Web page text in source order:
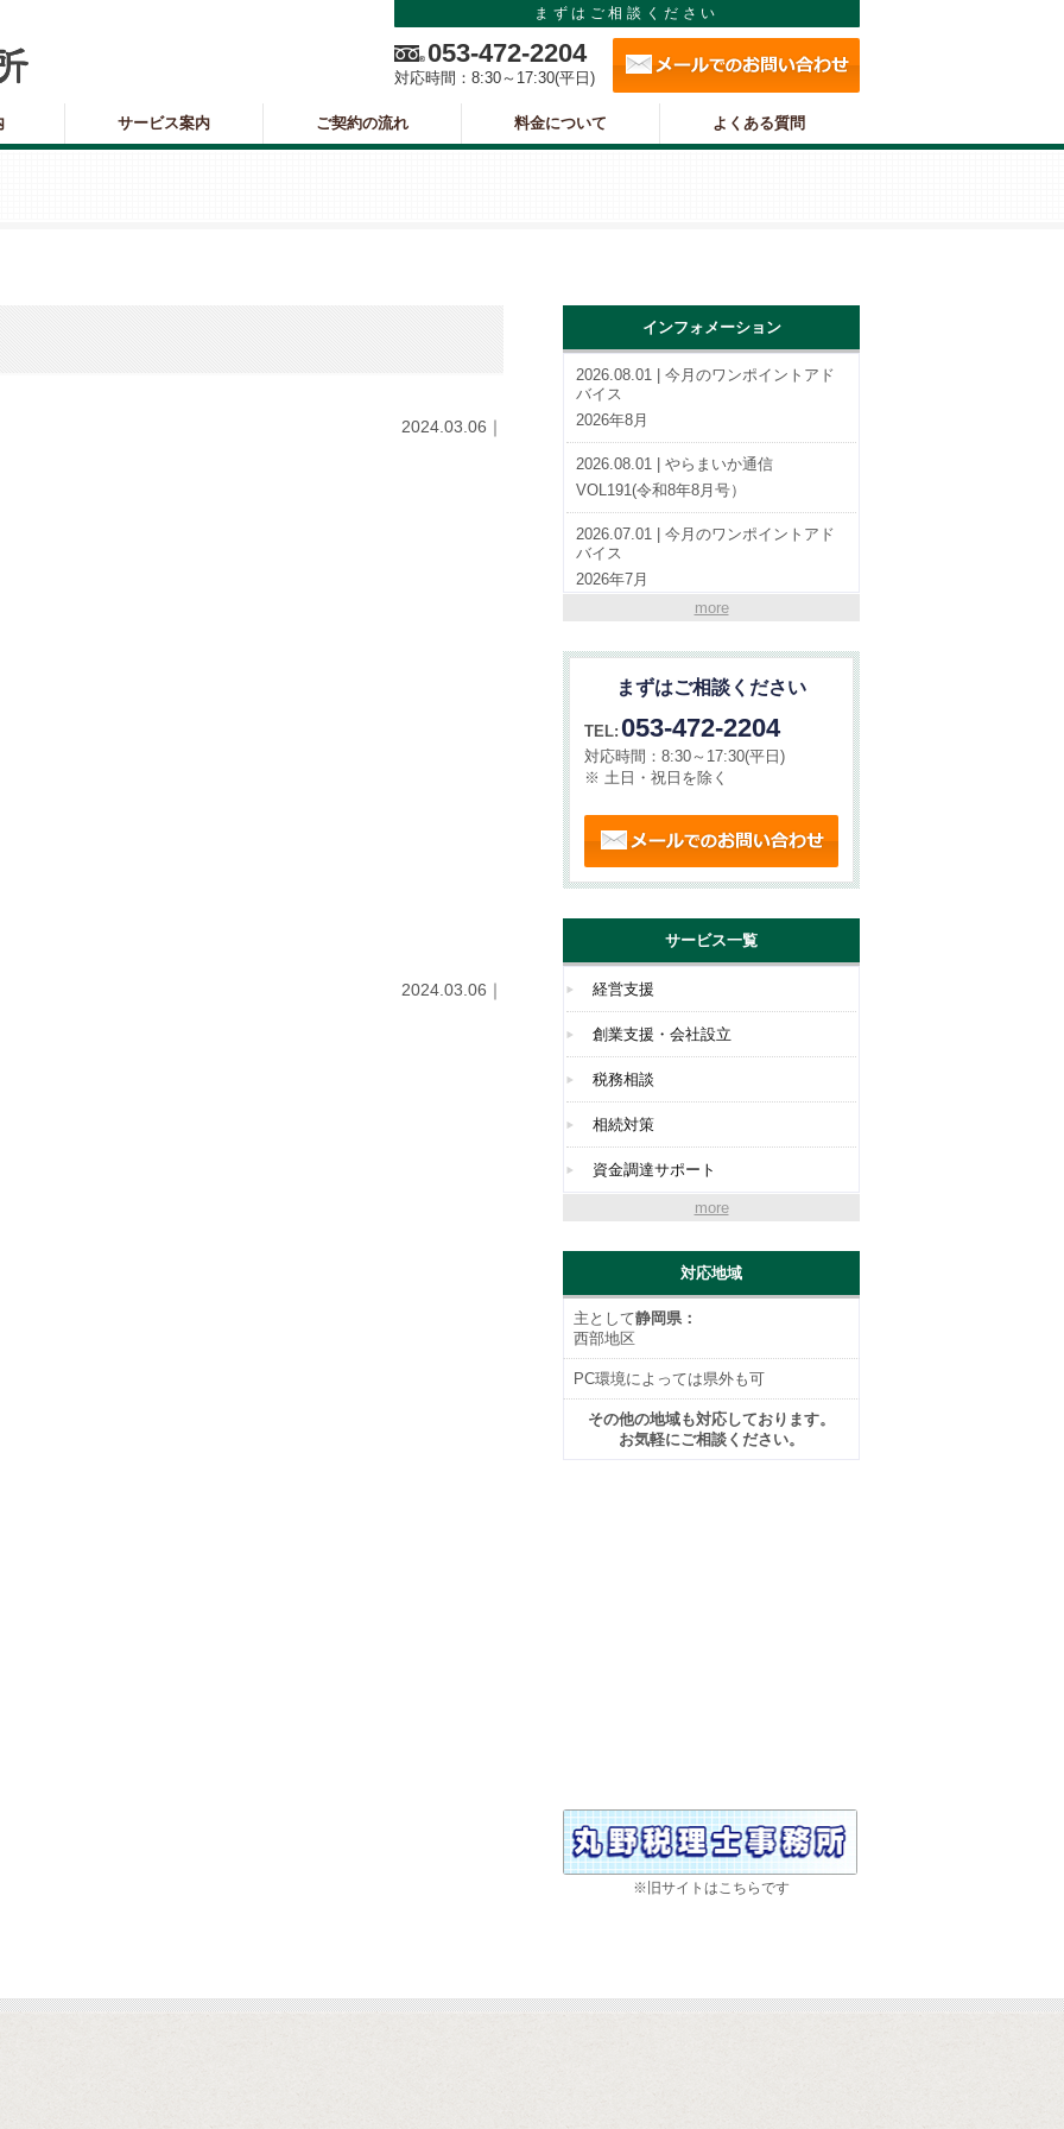
まずはご相談ください
053-472-2204
対応時間： 8:30～17:30(平日)
サービス案内 ご契約の流れ 料金について よくある質問
2024.03.06｜
2024.03.06｜
インフォメーション
2026.08.01 | 今月のワンポイントアド
バイス
2026年8月
2026.08.01 | やらまいか通信
VOL191(令和8年8月号）
2026.07.01 | 今月のワンポイントアド
バイス
2026年7月
VOL190(令和8年7月号）
2026.06.01 | 今月のワンポイントアド
2026年6月
more
まずはご相談ください
TEL: 053-472-2204
対応時間： 8:30～17:30(平日)
※ 土日・祝日を除く
メールでのお問い合わせ
サービス一覧
経営支援
創業支援・会社設立
税務相談
相続対策
資金調達サポート
more
対応地域
主として静岡県：
西部地区
PC環境によっては県外も可
その他の地域も対応しております。
お気軽にご相談ください。
※旧サイトはこちらです